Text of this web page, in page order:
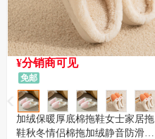
¥分销商可见
免邮
加绒保暖厚底棉拖鞋女士家居拖
鞋秋冬情侣棉拖加绒静音防滑月